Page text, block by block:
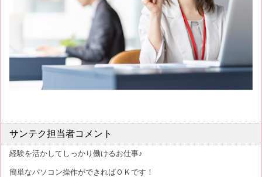
サンテク担当者コメント
経験を活かしてしっかり働けるお仕事♪
簡単なパソコン操作ができればＯＫです！